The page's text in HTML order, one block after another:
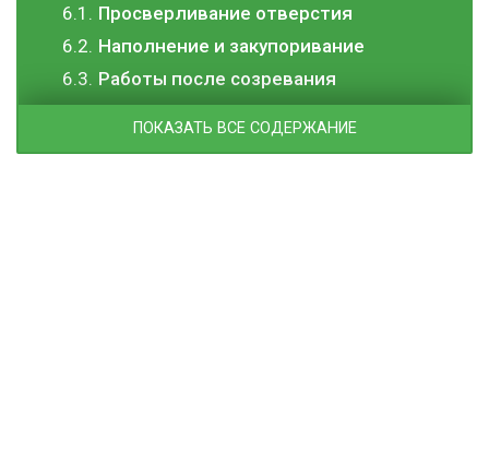
Просверливание отверстия
Наполнение и закупоривание
Работы после созревания
ПОКАЗАТЬ ВСЕ СОДЕРЖАНИЕ